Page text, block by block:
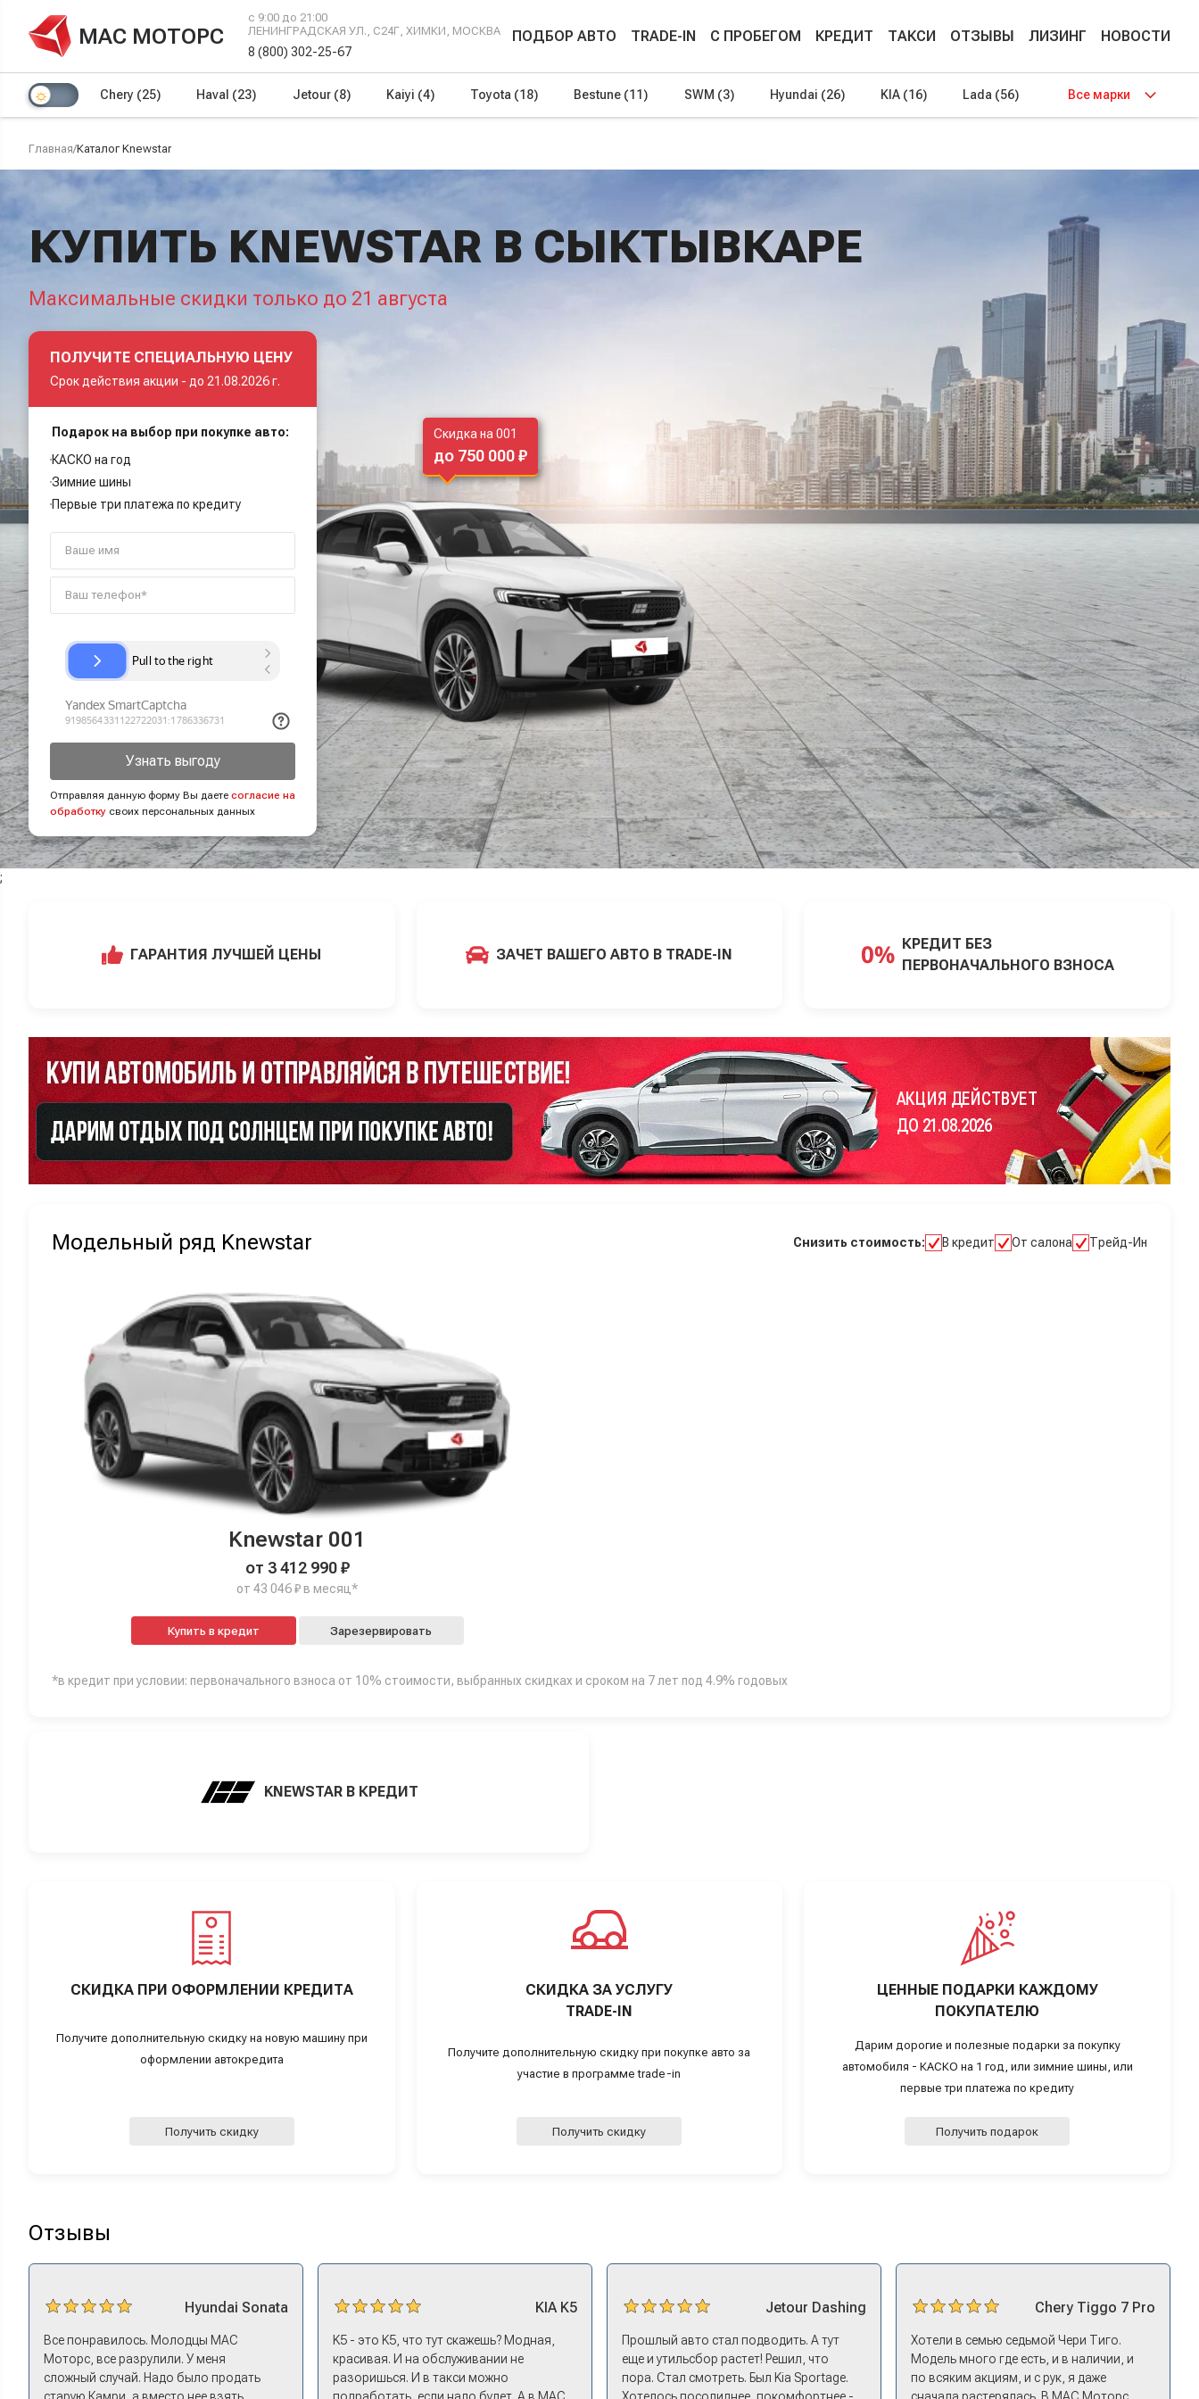
МАС МОТОРС
с 9:00 до 21:00
ЛЕНИНГРАДСКАЯ УЛ., С24Г, ХИМКИ, МОСКВА
8 (800) 302-25-67
ПОДБОР АВТО TRADE-IN С ПРОБЕГОМ КРЕДИТ ТАКСИ ОТЗЫВЫ ЛИЗИНГ НОВОСТИ
Chery (25) Haval (23) Jetour (8) Kaiyi (4) Toyota (18) Bestune (11) SWM (3) Hyundai (26) KIA (16) Lada (56) Все марки
Главная/Каталог Knewstar
КУПИТЬ KNEWSTAR В СЫКТЫВКАРЕ
Максимальные скидки только до 21 августа
ПОЛУЧИТЕ СПЕЦИАЛЬНУЮ ЦЕНУ
Срок действия акции - до 21.08.2026 г.
Подарок на выбор при покупке авто:
КАСКО на год
Зимние шины
Первые три платежа по кредиту
Узнать выгоду
Отправляя данную форму Вы даете согласие на
обработку своих персональных данных
Скидка на 001
до 750 000 ₽
;
ГАРАНТИЯ ЛУЧШЕЙ ЦЕНЫ ЗАЧЕТ ВАШЕГО АВТО В TRADE-IN
КРЕДИТ БЕЗ
ПЕРВОНАЧАЛЬНОГО ВЗНОСА
АКЦИЯ ДЕЙСТВУЕТ
ДО 21.08.2026
Модельный ряд Knewstar Снизить стоимость: В кредит От салона Трейд-Ин
Knewstar 001
от 3 412 990 ₽
от 43 046 ₽ в месяц*
Купить в кредит Зарезервировать
*в кредит при условии: первоначального взноса от 10% стоимости, выбранных скидках и сроком на 7 лет под 4.9% годовых
KNEWSTAR В КРЕДИТ
СКИДКА ПРИ ОФОРМЛЕНИИ КРЕДИТА
Получите дополнительную скидку на новую машину при
оформлении автокредита
Получить скидку
СКИДКА ЗА УСЛУГУ
TRADE-IN
Получите дополнительную скидку при покупке авто за
участие в программе trade-in
Получить скидку
ЦЕННЫЕ ПОДАРКИ КАЖДОМУ
ПОКУПАТЕЛЮ
Дарим дорогие и полезные подарки за покупку
автомобиля - КАСКО на 1 год, или зимние шины, или
первые три платежа по кредиту
Получить подарок
Отзывы
Hyundai Sonata
Все понравилось. Молодцы МАС
Моторс, все разрулили. У меня
сложный случай. Надо было продать
KIA K5
K5 - это K5, что тут скажешь? Модная,
красивая. И на обслуживании не
разоришься. И в такси можно
Jetour Dashing
Прошлый авто стал подводить. А тут
еще и утильсбор растет! Решил, что
пора. Стал смотреть. Был Kia Sportage.
Chery Tiggo 7 Pro
Хотели в семью седьмой Чери Тиго.
Модель много где есть, и в наличии, и
по всяким акциям, и с рук, я даже